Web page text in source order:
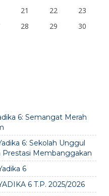
21 22
23
28 29
30
6: Semangat Merah
6: Sekolah Unggul
Prestasi Membanggakan
6
6 T.P. 2025/2026